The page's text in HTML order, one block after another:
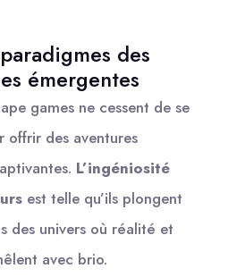
des
émergentes
games ne cessent de se
offrir des aventures
L’ingéniosité
est telle qu’ils plongent
des univers où réalité et
avec brio.